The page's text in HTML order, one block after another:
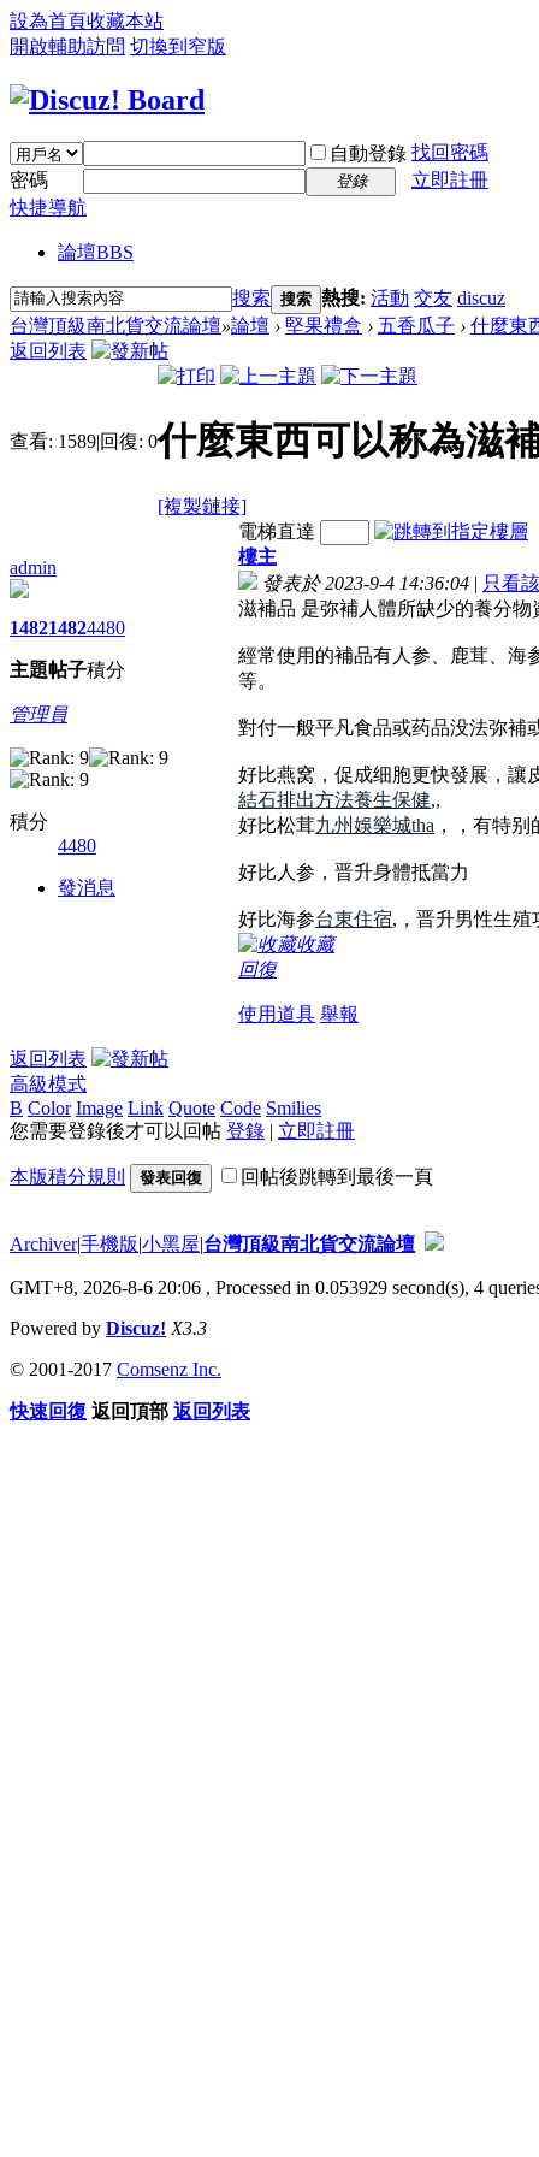
設為首頁收藏本站
開啟輔助訪問 切換到窄版
自動登錄 找回密碼
密碼
登錄
立即註冊
快捷導航
論壇BBS
搜索 搜索 熱搜: 活動 交友 discuz
台灣頂級南北貨交流論壇»論壇 › 堅果禮盒 › 五香瓜子 › 什麼東
返回列表
查看: 1589|回復: 0什麼東西可以称為滋
[複製鏈接]
admin
1482
主題
1482
帖子
4480
積分
管理員
積分
4480
發消息
電梯直達
樓主
發表於 2023-9-4 14:36:04 | 只看
滋補品 是弥補人體所缺少的養分
經常使用的補品有人参、鹿茸、海
等。
對付一般平凡食品或药品没法弥補
好比燕窝，促成细胞更快發展，讓
結石排出方法養生保健,,
好比松茸九州娛樂城tha ，，有特
好比人参，晋升身體抵當力
好比海参台東住宿,，晋升男性生殖
收藏
回復
使用道具 舉報
返回列表
高級模式
B Color Image Link Quote Code Smilies
您需要登錄後才可以回帖 登錄 | 立即註冊
本版積分規則 發表回復 回帖後跳轉到最後一頁
Archiver|手機版|小黑屋|台灣頂級南北貨交流論壇
GMT+8, 2026-8-6 20:06 , Processed in 0.053929 second(s), 4
Powered by Discuz! X3.3
© 2001-2017 Comsenz Inc.
快速回復 返回頂部 返回列表